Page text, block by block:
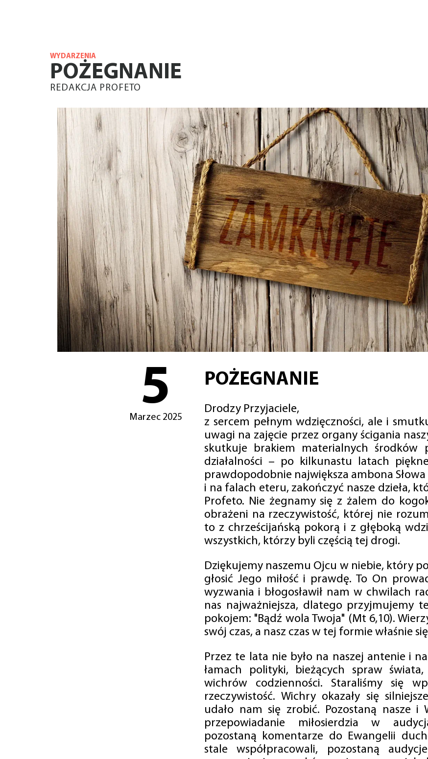
WYDARZENIA
POŻEGNANIE
REDAKCJA PROFETO
5
Marzec 2025
POŻEGNANIE
Drodzy Przyjaciele,
z sercem pełnym wdzięczności, ale i
uwagi na zajęcie przez organy ścigania
skutkuje brakiem materialnych środków
działalności – po kilkunastu latach
prawdopodobnie największa ambona
i na falach eteru, zakończyć nasze dzieła,
Profeto. Nie żegnamy się z żalem do
obrażeni na rzeczywistość, której nie
to z chrześcijańską pokorą i z głęboką
wszystkich, którzy byli częścią tej drogi.
Dziękujemy naszemu Ojcu w niebie, który
głosić Jego miłość i prawdę. To On
wyzwania i błogosławił nam w chwilach
nas najważniejsza, dlatego przyjmujemy
pokojem: "Bądź wola Twoja" (Mt 6,10).
swój czas, a nasz czas w tej formie właśnie
Przez te lata nie było na naszej antenie i
łamach polityki, bieżących spraw
wichrów codzienności. Staraliśmy się
rzeczywistość. Wichry okazały się
udało nam się zrobić. Pozostaną nasze i
przepowiadanie miłosierdzia w
pozostaną komentarze do Ewangelii
stale współpracowali, pozostaną